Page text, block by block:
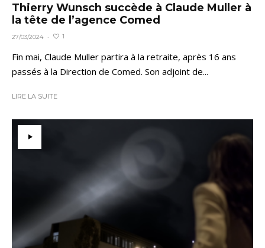
Thierry Wunsch succède à Claude Muller à
la tête de l’agence Comed
27/03/2024 · 1
Fin mai, Claude Muller partira à la retraite, après 16 ans
passés à la Direction de Comed. Son adjoint de...
LIRE LA SUITE